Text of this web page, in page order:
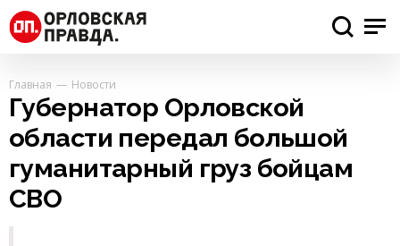
Главная Новости
Губернатор Орловской
области передал большой
гуманитарный груз бойцам
СВО